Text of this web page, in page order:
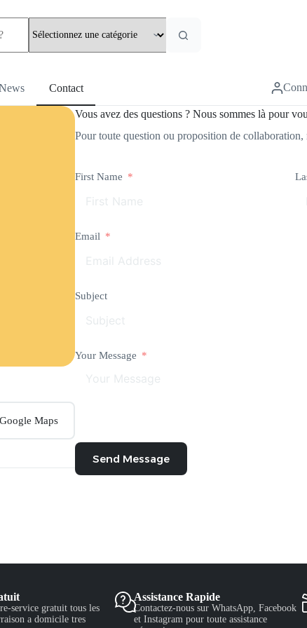
Contact
Google Maps
Vous avez des questions ? Nous sommes là pour
Pour toute question ou proposition de collaboration,
First Name
Email
Subject
Your Message
Send Message
service gratuit tous les
a domicile tres
Assistance Rapide
Contactez-nous sur WhatsApp, Facebook
et Instagram pour toute assistance